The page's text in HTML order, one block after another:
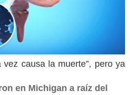
vez causa la muerte”, pero ya
en Michigan a raíz del